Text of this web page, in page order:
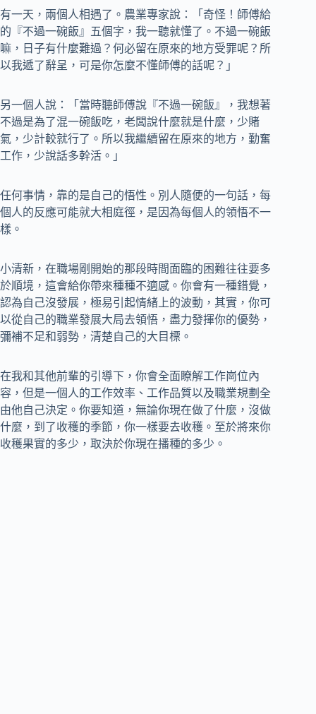
有一天，兩個人相遇了。農業專家說：「奇怪！師傅給
的『不過一碗飯』五個字，我一聽就懂了。不過一碗飯
嘛，日子有什麼難過？何必留在原來的地方受罪呢？所
以我遞了辭呈，可是你怎麼不懂師傅的話呢？」
另一個人說：「當時聽師傅說『不過一碗飯』，我想著
不過是為了混一碗飯吃，老闆說什麼就是什麼，少賭
氣，少計較就行了。所以我繼續留在原來的地方，勤奮
工作，少說話多幹活。」
任何事情，靠的是自己的悟性。別人隨便的一句話，每
個人的反應可能就大相庭徑，是因為每個人的領悟不一
樣。
小清新，在職場剛開始的那段時間面臨的困難往往要多
於順境，這會給你帶來種種不適感。你會有一種錯覺，
認為自己沒發展，極易引起情緒上的波動，其實，你可
以從自己的職業發展大局去領悟，盡力發揮你的優勢，
彌補不足和弱勢，清楚自己的大目標。
在我和其他前輩的引導下，你會全面瞭解工作崗位內
容，但是一個人的工作效率、工作品質以及職業規劃全
由他自己決定。你要知道，無論你現在做了什麼，沒做
什麼，到了收穫的季節，你一樣要去收穫。至於將來你
收穫果實的多少，取決於你現在播種的多少。